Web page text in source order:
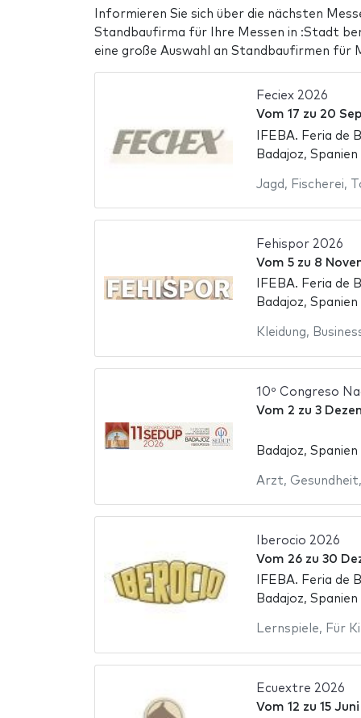
Informieren Sie sich über die nächsten
Standbaufirma für Ihre Messen in :Stadt
eine große Auswahl an Standbaufirmen für
Feciex 2026
Vom 17 zu 20
IFEBA. Feria de
Badajoz, Spanien
Jagd , Fischerei,
Fehispor 2026
Vom 5zu 8
IFEBA. Feria de
Badajoz, Spanien
Kleidung,
10º Congreso
Vom 2 zu 3
Badajoz, Spanien
Arzt, Gesundheit
Iberocio 2026
Vom 26zu 30
IFEBA. Feria de
Badajoz, Spanien
Lernspiele, Für
Ecuextre 2026
Vom 12 zu 15